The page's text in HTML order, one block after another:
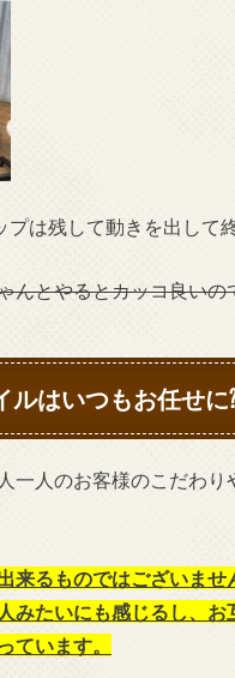
は残して動きを出して
とやるとカッコ良いの
ルはいつもお任せに
一人のお客様のこだわ
来るものではございま
みたいにも感じるし、
ています。